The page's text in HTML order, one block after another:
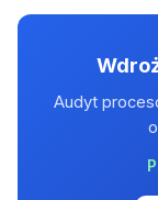
Audyt